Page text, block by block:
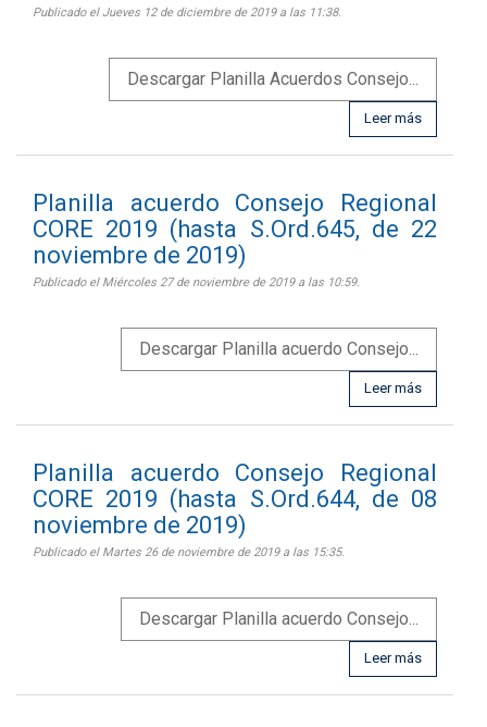
Publicado el Jueves 12 de diciembre de 2019 a las 11:38.
Descargar Planilla Acuerdos Consejo...
Leer más
Planilla acuerdo Consejo Regional
CORE 2019 (hasta S.Ord.645, de 22
noviembre de 2019)
Publicado el Miércoles 27 de noviembre de 2019 a las 10:59.
Descargar Planilla acuerdo Consejo...
Leer más
Planilla acuerdo Consejo Regional
CORE 2019 (hasta S.Ord.644, de 08
noviembre de 2019)
Publicado el Martes 26 de noviembre de 2019 a las 15:35.
Descargar Planilla acuerdo Consejo...
Leer más